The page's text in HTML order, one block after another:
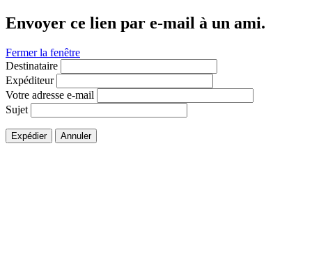
Envoyer ce lien par e-mail à un ami.
Fermer la fenêtre
Destinataire
Expéditeur
Votre adresse e-mail
Sujet
Expédier Annuler